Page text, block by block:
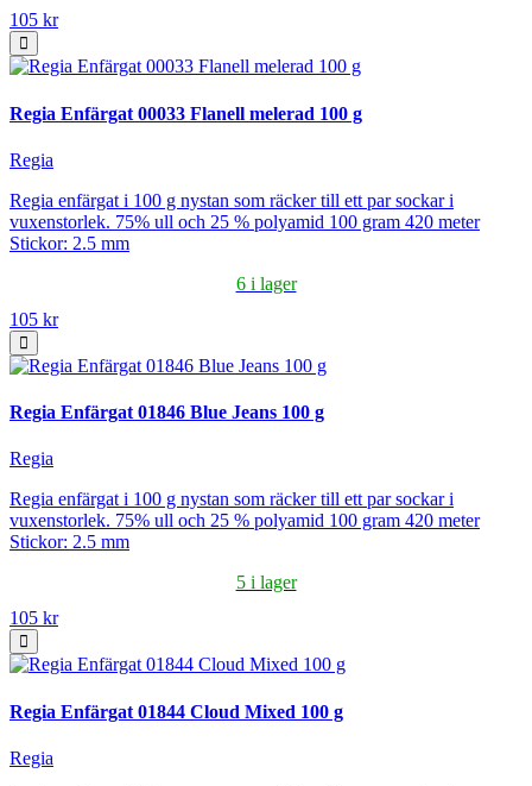
105 kr
Regia Enfärgat 00033 Flanell melerad 100 g
Regia
Regia enfärgat i 100 g nystan som räcker till ett par sockar i
vuxenstorlek. 75% ull och 25 % polyamid 100 gram 420 meter
Stickor: 2.5 mm
6 i lager
105 kr
Regia Enfärgat 01846 Blue Jeans 100 g
Regia
Regia enfärgat i 100 g nystan som räcker till ett par sockar i
vuxenstorlek. 75% ull och 25 % polyamid 100 gram 420 meter
Stickor: 2.5 mm
5 i lager
105 kr
Regia Enfärgat 01844 Cloud Mixed 100 g
Regia